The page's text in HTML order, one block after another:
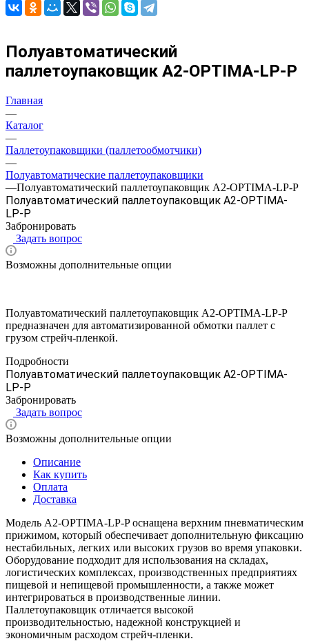
Полуавтоматический
паллетоупаковщик A2-OPTIMA-LP-P
Главная
—
Каталог
—
Паллетоупаковщики (паллетообмотчики)
—
Полуавтоматические паллетоупаковщики
—Полуавтоматический паллетоупаковщик A2-OPTIMA-LP-P
Полуавтоматический паллетоупаковщик A2-OPTIMA-
LP-P
Забронировать
Задать вопрос
Возможны дополнительные опции
Полуавтоматический паллетоупаковщик A2-OPTIMA-LP-P
предназначен для автоматизированной обмотки паллет с
грузом стрейч-пленкой.
Подробности
Полуавтоматический паллетоупаковщик A2-OPTIMA-
LP-P
Забронировать
Задать вопрос
Возможны дополнительные опции
Описание
Как купить
Оплата
Доставка
Модель A2-OPTIMA-LP-P оснащена верхним пневматическим
прижимом, который обеспечивает дополнительную фиксацию
нестабильных, легких или высоких грузов во время упаковки.
Оборудование подходит для использования на складах,
логистических комплексах, производственных предприятиях
пищевой и непищевой промышленности, а также может
интегрироваться в производственные линии.
Паллетоупаковщик отличается высокой
производительностью, надежной конструкцией и
экономичным расходом стрейч-пленки.